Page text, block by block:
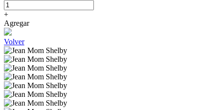
+
Agregar
Volver